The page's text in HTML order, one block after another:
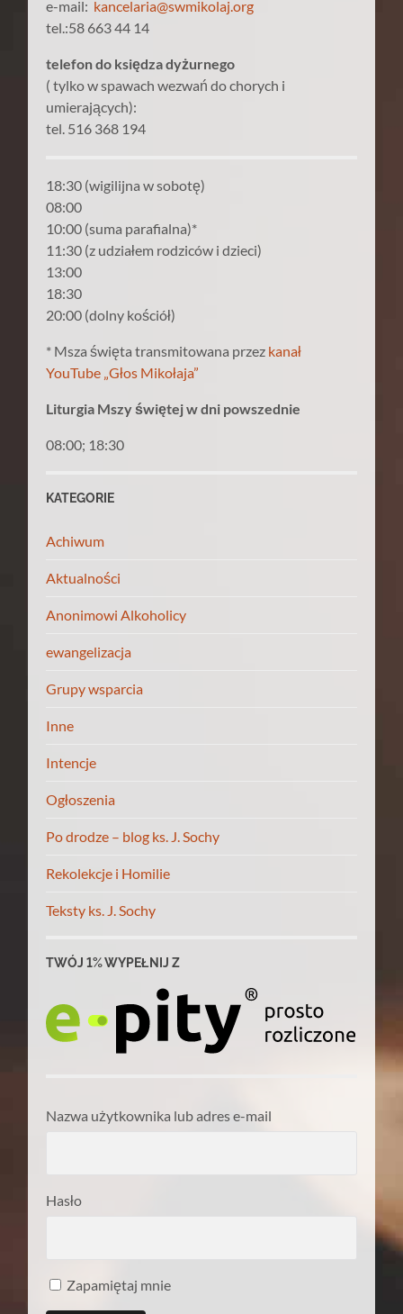
e-mail: kancelaria@swmikolaj.org
tel.:58 663 44 14
telefon do księdza dyżurnego
( tylko w spawach wezwań do chorych i
umierających):
tel. 516 368 194
18:30 (wigilijna w sobotę)
08:00
10:00 (suma parafialna)*
11:30 (z udziałem rodziców i dzieci)
13:00
18:30
20:00 (dolny kościół)
* Msza święta transmitowana przez kanał
YouTube „Głos Mikołaja”
Liturgia Mszy świętej w dni powszednie
08:00; 18:30
KATEGORIE
Achiwum
Aktualności
Anonimowi Alkoholicy
ewangelizacja
Grupy wsparcia
Inne
Intencje
Ogłoszenia
Po drodze – blog ks. J. Sochy
Rekolekcje i Homilie
Teksty ks. J. Sochy
TWÓJ 1% WYPEŁNIJ Z
Nazwa użytkownika lub adres e-mail
Hasło
Zapamiętaj mnie